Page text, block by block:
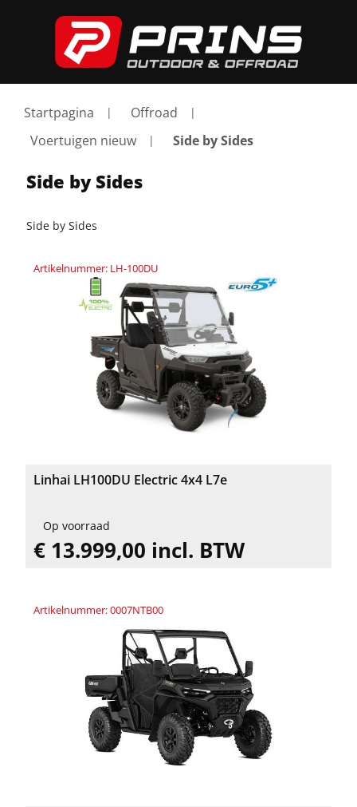
Startpagina
Offroad
Voertuigen nieuw
Side by Sides
Side by Sides
Side by Sides
Artikelnummer: LH-100DU
Linhai LH100DU Electric 4x4 L7e
Op voorraad
€ 13.999,00 incl. BTW
Artikelnummer: 0007NTB00